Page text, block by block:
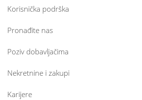
Korisnička podrška
Pronađite nas
Poziv dobavljačima
Nekretnine i zakupi
Karijere